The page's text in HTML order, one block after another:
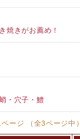
焼きがお薦め！
・穴子・鱧
ページ （全3ページ中）